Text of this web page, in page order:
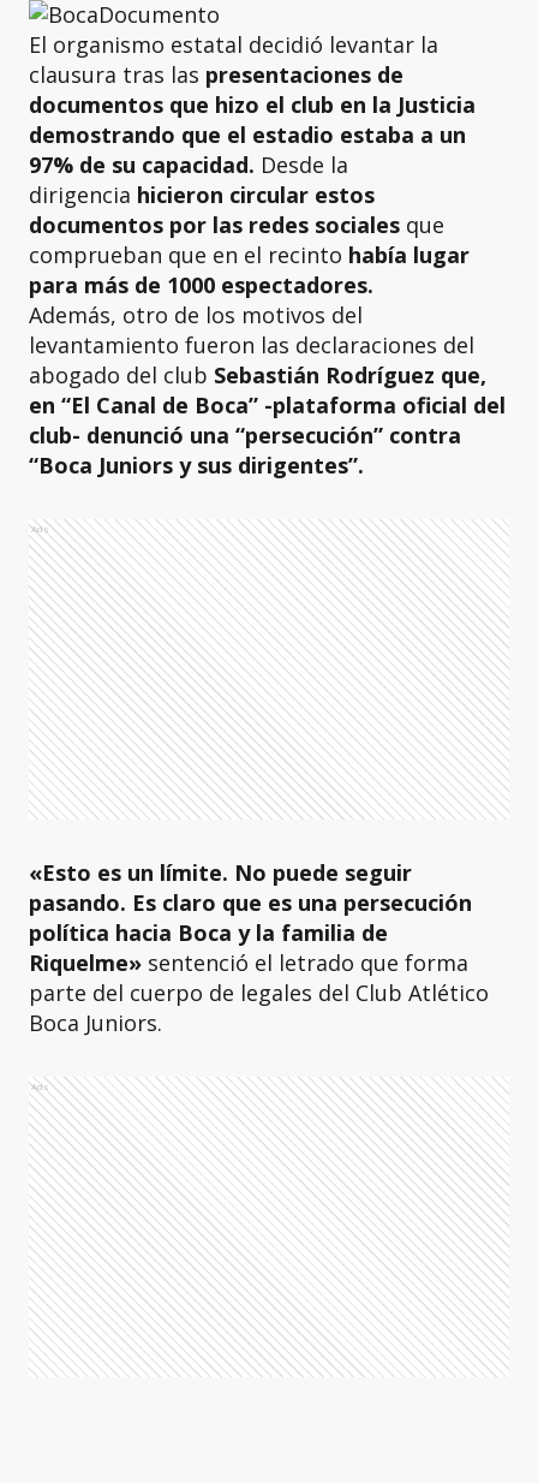
El organismo estatal decidió levantar la
clausura tras las presentaciones de
documentos que hizo el club en la Justicia
demostrando que el estadio estaba a un
97% de su capacidad. Desde la
dirigencia hicieron circular estos
documentos por las redes sociales que
comprueban que en el recinto había lugar
para más de 1000 espectadores.
Además, otro de los motivos del
levantamiento fueron las declaraciones del
abogado del club Sebastián Rodríguez que,
en “El Canal de Boca” -plataforma oficial del
club- denunció una “persecución” contra
“Boca Juniors y sus dirigentes”.
Ads
«Esto es un límite. No puede seguir
pasando. Es claro que es una persecución
política hacia Boca y la familia de
Riquelme» sentenció el letrado que forma
parte del cuerpo de legales del Club Atlético
Boca Juniors.
Ads